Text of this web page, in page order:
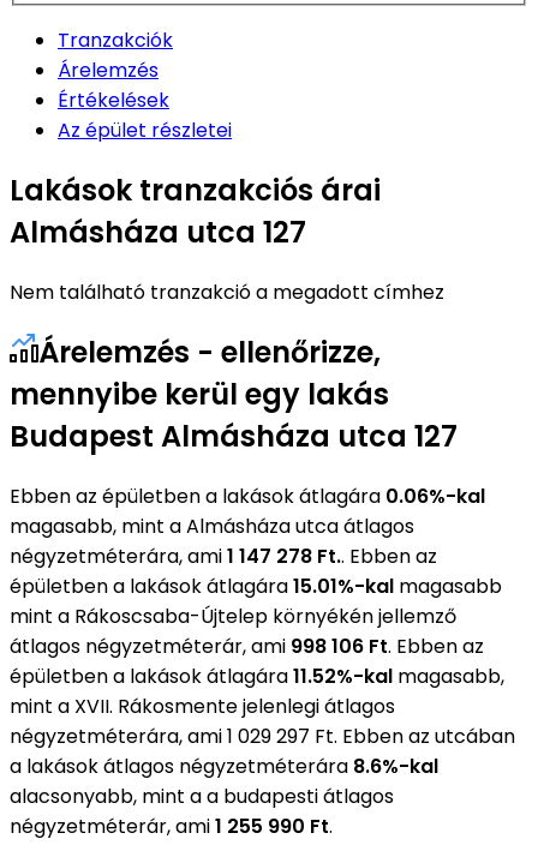
Tranzakciók
Árelemzés
Értékelések
Az épület részletei
Lakások tranzakciós árai
Almásháza utca 127
Nem található tranzakció a megadott címhez
Árelemzés - ellenőrizze,
mennyibe kerül egy lakás
Budapest Almásháza utca 127
Ebben az épületben a lakások átlagára 0.06%-kal
magasabb, mint a Almásháza utca átlagos
négyzetméterára, ami1 147 278 Ft.. Ebben az
épületben a lakások átlagára15.01%-kal magasabb
mint a Rákoscsaba-Újtelep környékén jellemző
átlagos négyzetméterár, ami 998 106 Ft. Ebben az
épületben a lakások átlagára11.52%-kal magasabb,
mint a XVII. Rákosmente jelenlegi átlagos
négyzetméterára, ami 1 029 297 Ft. Ebben az utcában
a lakások átlagos négyzetméterára 8.6%-kal
alacsonyabb, mint a a budapesti átlagos
négyzetméterár, ami1 255 990 Ft.